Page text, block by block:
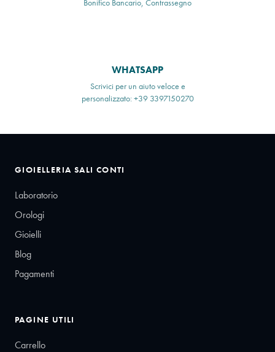
Bonifico Bancario, Contrassegno
WHATSAPP
Scrivici per un aiuto veloce e
personalizzato: +39 3397150270
GIOIELLERIA SALI CONTI
Laboratorio
Orologi
Gioielli
Blog
Pagamenti
PAGINE UTILI
Carrello